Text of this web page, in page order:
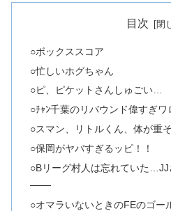
目次
○ボックススコア
○忙しいホグちゃん
○ピ、ピケットさんしゅごい…
○ﾁｬﾝ千葉のリバウンド偉すぎワ
○スマン、リトルくん、体が重
○保岡がヤバすぎるッピ！！
○Bリーグ村人は忘れていた
───
○オマラいないときのFEのゴー